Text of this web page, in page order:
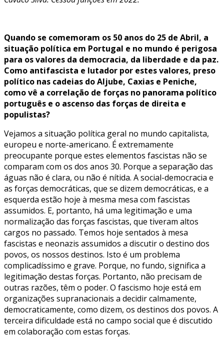
Quando se comemoram os 50 anos do 25 de Abril, a
situação política em Portugal e no mundo é perigosa
para os valores da democracia, da liberdade e da paz.
Como antifascista e lutador por estes valores, preso
político nas cadeias do Aljube, Caxias e Peniche,
como vê a correlação de forças no panorama político
português e o ascenso das forças de direita e
populistas?
Vejamos a situação política geral no mundo capitalista,
europeu e norte-americano. É extremamente
preocupante porque estes elementos fascistas não se
comparam com os dos anos 30. Porque a separação das
águas não é clara, ou não é nítida. A social-democracia e
as forças democráticas, que se dizem democráticas, e a
esquerda estão hoje à mesma mesa com fascistas
assumidos. E, portanto, há uma legitimação e uma
normalização das forças fascistas, que tiveram altos
cargos no passado. Temos hoje sentados à mesa
fascistas e neonazis assumidos a discutir o destino dos
povos, os nossos destinos. Isto é um problema
complicadíssimo e grave. Porque, no fundo, significa a
legitimação destas forças. Portanto, não precisam de
outras razões, têm o poder. O fascismo hoje está em
organizações supranacionais a decidir calmamente,
democraticamente, como dizem, os destinos dos povos. A
terceira dificuldade está no campo social que é discutido
em colaboração com estas forças.